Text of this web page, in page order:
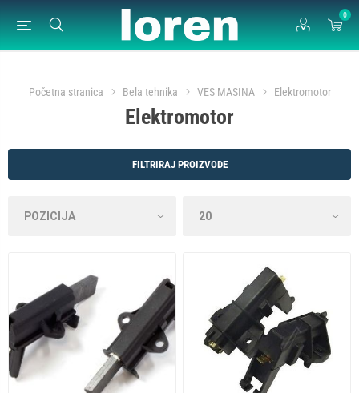
0
Početna stranica Bela tehnika VES MASINA Elektromotor
Elektromotor
FILTRIRAJ PROIZVODE